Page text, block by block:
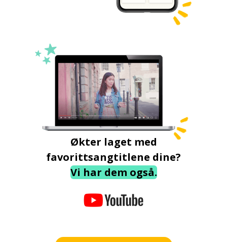
Økter laget med
favorittsangtitlene dine?
Vi har dem også.